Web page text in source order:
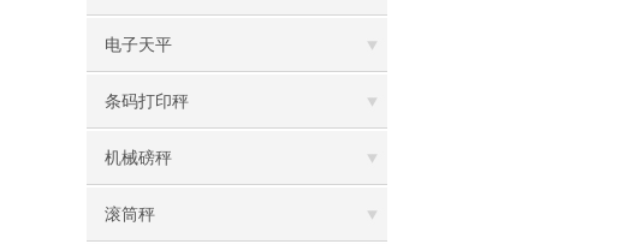
电子天平
条码打印秤
机械磅秤
滚筒秤